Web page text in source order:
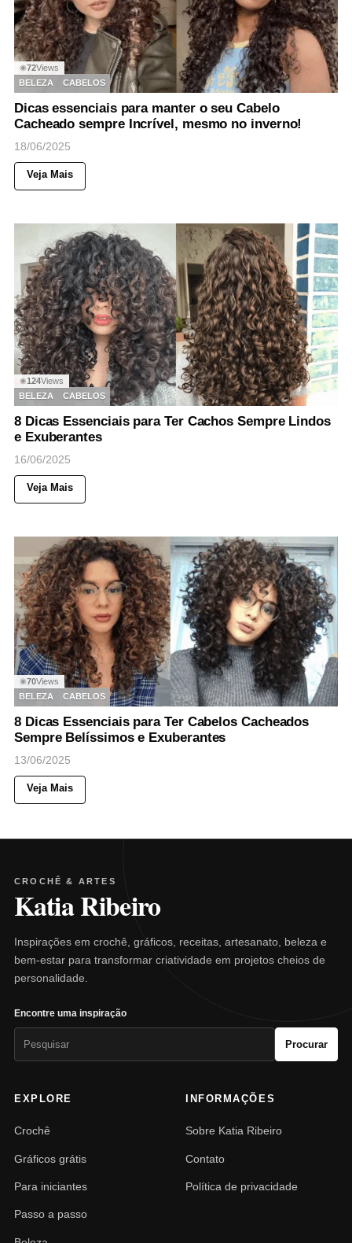
◉72Views
BELEZA
CABELOS
Dicas essenciais para manter o seu Cabelo
Cacheado sempre Incrível, mesmo no inverno!
18/06/2025
Veja Mais
◉124Views
BELEZA
CABELOS
8 Dicas Essenciais para Ter Cachos Sempre Lindos
e Exuberantes
16/06/2025
Veja Mais
◉70Views
BELEZA
CABELOS
8 Dicas Essenciais para Ter Cabelos Cacheados
Sempre Belíssimos e Exuberantes
13/06/2025
Veja Mais
CROCHÊ & ARTES
Katia Ribeiro
Inspirações em crochê, gráficos, receitas, artesanato, beleza e
bem-estar para transformar criatividade em projetos cheios de
personalidade.
Encontre uma inspiração
Procurar
EXPLORE
Crochê
Gráficos grátis
Para iniciantes
Passo a passo
INFORMAÇÕES
Sobre Katia Ribeiro
Contato
Política de privacidade